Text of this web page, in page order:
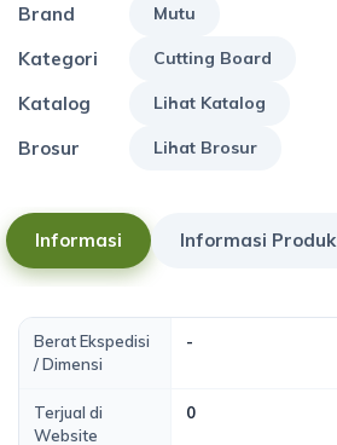
Brand Mutu
Kategori Cutting Board
Katalog Lihat Katalog
Brosur Lihat Brosur
Informasi Informasi Produk
Berat Ekspedisi
/ Dimensi
-
Terjual di
Website
0